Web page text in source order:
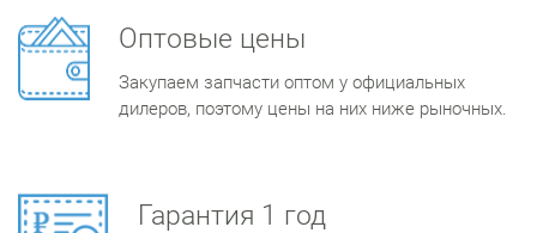
Оптовые цены
Закупаем запчасти оптом у официальных
дилеров, поэтому цены на них ниже рыночных.
Гарантия 1 год